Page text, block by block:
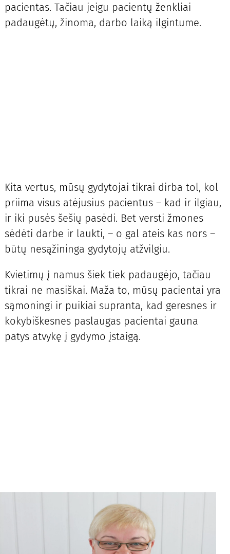
pacientas. Tačiau jeigu pacientų ženkliai
padaugėtų, žinoma, darbo laiką ilgintume.
Kita vertus, mūsų gydytojai tikrai dirba tol, kol
priima visus atėjusius pacientus – kad ir ilgiau,
ir iki pusės šešių pasėdi. Bet versti žmones
sėdėti darbe ir laukti, – o gal ateis kas nors –
būtų nesąžininga gydytojų atžvilgiu.
Kvietimų į namus šiek tiek padaugėjo, tačiau
tikrai ne masiškai. Maža to, mūsų pacientai yra
sąmoningi ir puikiai supranta, kad geresnes ir
kokybiškesnes paslaugas pacientai gauna
patys atvykę į gydymo įstaigą.